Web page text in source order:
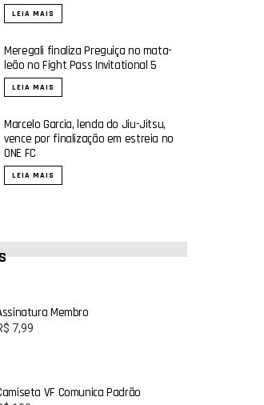
LEIA MAIS
Meregali finaliza Preguiça no mata-
leão no Fight Pass Invitational 5
LEIA MAIS
Marcelo Garcia, lenda do Jiu-Jitsu,
vence por finalização em estreia no
ONE FC
LEIA MAIS
Membro
7,99
VF Comunica Padrão